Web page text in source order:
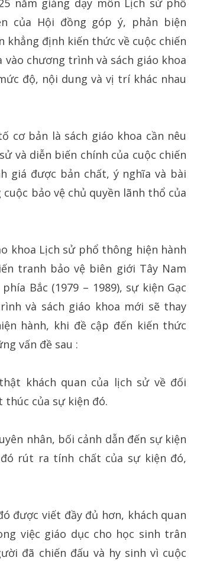
năm giảng dạy môn Lịch sử phổ
của Hội đồng góp ý, phản biện
khẳng định kiến thức về cuộc chiến
chương trình và sách giáo khoa
độ, nội dung và vị trí khác nhau
cơ bản là sách giáo khoa cần nêu
và diễn biến chính của cuộc chiến
giá được bản chất, ý nghĩa và bài
bảo vệ chủ quyền lãnh thổ của
khoa Lịch sử phổ thông hiện hành
tranh bảo vệ biên giới Tây Nam
Bắc (1979 – 1989), sự kiện Gạc
và sách giáo khoa mới sẽ thay
hành, khi đề cập đến kiến thức
vấn đề sau :
khách quan của lịch sử về đối
của sự kiện đó.
nhân, bối cảnh dẫn đến sự kiện
rút ra tính chất của sự kiện đó,
được viết đầy đủ hơn, khách quan
việc giáo dục cho học sinh trân
đã chiến đấu và hy sinh vì cuộc